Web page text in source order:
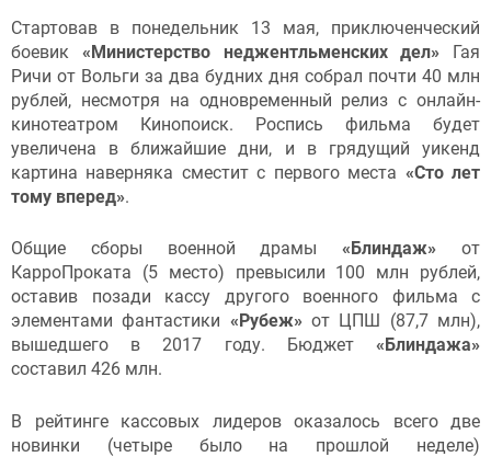
Стартовав в понедельник 13 мая, приключенческий
боевик «Министерство неджентльменских дел» Гая
Ричи от Вольги за два будних дня собрал почти 40 млн
рублей, несмотря на одновременный релиз с онлайн-
кинотеатром Кинопоиск. Роспись фильма будет
увеличена в ближайшие дни, и в грядущий уикенд
картина наверняка сместит с первого места «Сто лет
тому вперед».
Общие сборы военной драмы«Блиндаж»от
КарроПроката (5 место) превысили 100 млн рублей,
оставив позади кассу другого военного фильма с
элементами фантастики «Рубеж» от ЦПШ (87,7 млн),
вышедшего в 2017 году. Бюджет «Блиндажа»
составил 426 млн.
В рейтинге кассовых лидеров оказалось всего две
новинки (четыре было на прошлой неделе)